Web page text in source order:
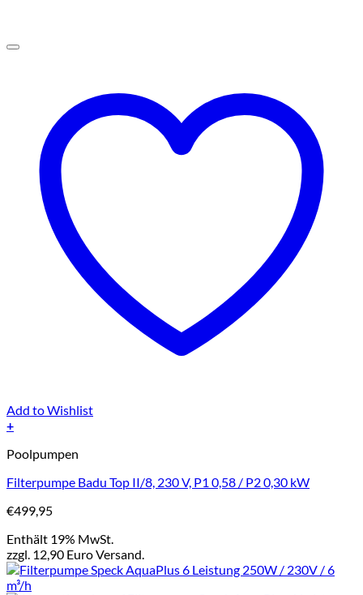
Add to Wishlist
+
Poolpumpen
Filterpumpe Badu Top II/8, 230 V, P1 0,58 / P2 0,30 kW
€499,95
Enthält 19% MwSt.
zzgl. 12,90 Euro Versand.